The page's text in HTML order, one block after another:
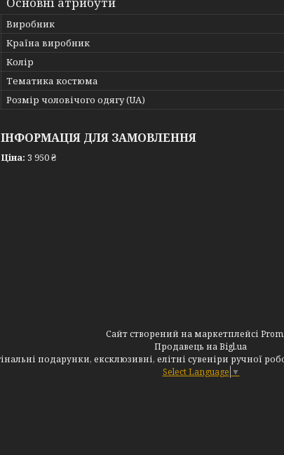
Виробник
Країна виробник
Колір
Тематика костюма
Розмір чоловічого одягу (UA)
ІНФОРМАЦІЯ ДЛЯ ЗАМОВЛЕННЯ
Ціна: 3 950 ₴
Сайт створений на маркетплейсі
Продавець на Bigl.ua
Select Language ▼